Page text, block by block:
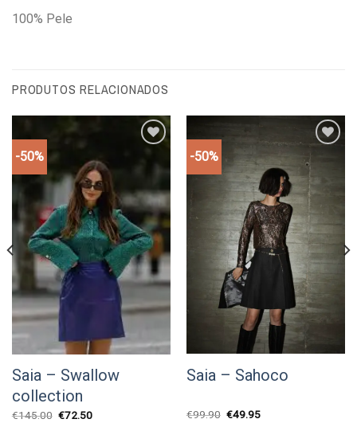
100% Pele
PRODUTOS RELACIONADOS
-50%
wishlist
Saia – Swallow
collection
€145.00 O
€72.50O
-50%
wishlist
Saia – Sahoco
€99.90 O
€49.95O